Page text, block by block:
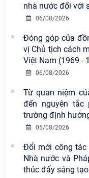
nhà nước đối với
06/08/2026
Đóng góp của
vị Chủ tịch cách
Việt Nam (1969 -
06/08/2026
Từ quan niệm
đến nguyên tắc
trường định
05/08/2026
Đổi mới công tác
Nhà nước và
thúc đẩy sáng